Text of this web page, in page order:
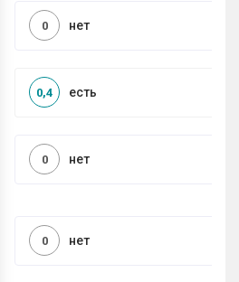
нет
0
есть
0,4
нет
0
нет
0